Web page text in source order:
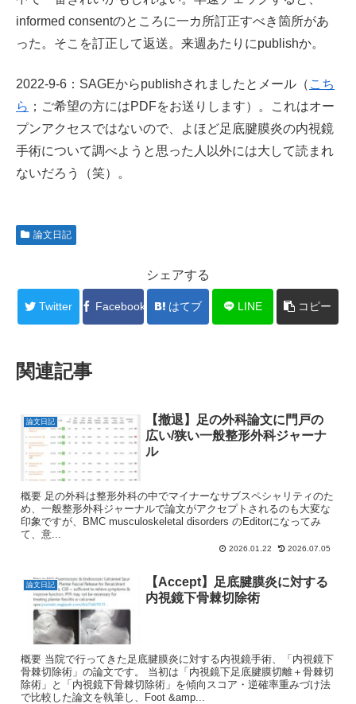
informed consentのところに一カ所訂正すべき箇所があ
った。そこを訂正して返送。来週あたりにpublishか。
2022-9-6：SAGEからpublishされましたとメール（ こち
ら ；ご希望の方にはPDFをお送りします）。これはオー
プンアクセスではないので、よほど足底腱膜炎の内視鏡
手術について調べようと思った人以外には大して読まれ
ないだろう（笑）。
論文日記
シェアする
Twitter Facebook はてブ LINE コピー
関連記事
論文日記
【撤退】足の外科論文に門戸の
広い/狭い一般整形外科ジャーナ
ル
概要 足の外科は整形外科の中でマイナーなサブスペシャリティのた
め、一般整形外科ジャーナルで論文がアクセプトされるのも大変な
印象ですが、BMC musculoskeletal disorders のEditorになってみ
て、意...
2026.01.22 2026.07.05
論文日記
【Accept】足底腱膜炎に対する
内視鏡下骨棘切除術
概要 当院で行ってきた足底腱膜炎に対する内視鏡手術、「内視鏡下
骨棘切除術」の論文です。 当初は「内視鏡下足底腱膜切離＋骨棘切
除術」と「内視鏡下骨棘切除術」を傾向スコア・逆確率重みづけ法
で比較した論文を執筆し、Foot &amp...